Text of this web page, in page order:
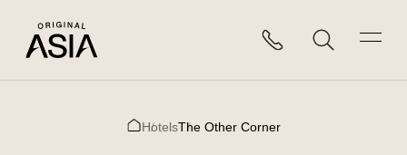
HotelsThe Other Corner